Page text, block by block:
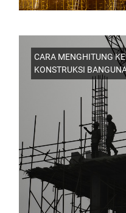
CARA MENGHITUNG
KONSTRUKSI